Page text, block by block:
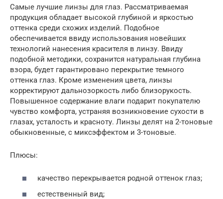
Самые лучшие линзы для глаз. Рассматриваемая
продукция обладает высокой глубиной и яркостью
оттенка среди схожих изделий. Подобное
обеспечивается ввиду использования новейших
технологий нанесения красителя в линзу. Ввиду
подобной методики, сохранится натуральная глубина
взора, будет гарантировано перекрытие темного
оттенка глаз. Кроме изменения цвета, линзы
корректируют дальнозоркость либо близорукость.
Повышенное содержание влаги подарит покупателю
чувство комфорта, устраняя возникновение сухости в
глазах, усталость и красноту. Линзы делят на 2-тоновые
обыкновенные, с миксэффектом и 3-тоновые.
Плюсы:
качество перекрывается родной оттенок глаз;
естественный вид;